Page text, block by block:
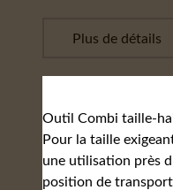
Outil Combi taille-
Pour la taille
une utilisation près
position de